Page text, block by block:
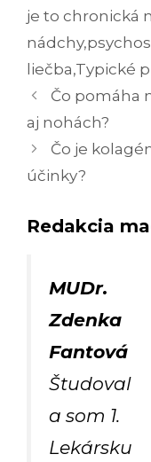
je to chronická
nádchy,
liečba,Typické
Navigácia
článkami
Čo pomáha
aj nohách?
Čo je
účinky?
Redakcia
MUDr.
Zdenka
Fantová
Študoval
a som 1.
Lekársku